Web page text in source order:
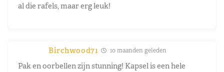
al die rafels, maar erg leuk!
Birchwood71 10 maanden geleden
Pak en oorbellen zijn stunning! Kapsel is een hele